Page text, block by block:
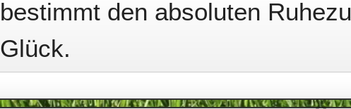
bestimmt den absoluten
Glück.